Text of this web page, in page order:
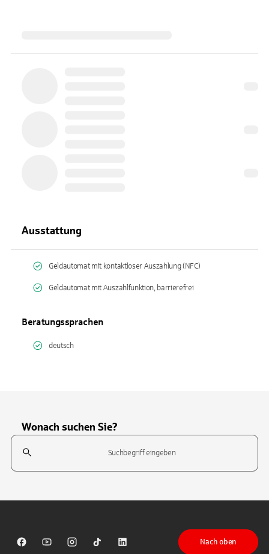
Ausstattung
Geldautomat mit kontaktloser Auszahlung (NFC)
Geldautomat mit Auszahlfunktion, barrierefrei
Beratungssprachen
deutsch
Wonach suchen Sie?
Suchfeld
Sparkasse auf Facebook
Sparkasse auf Youtube
Sparkasse auf Instagram
Sparkasse auf TikTok
Sparkasse auf LinkedIn
Nach oben